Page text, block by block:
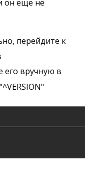
он еще не
перейдите к
его вручную в